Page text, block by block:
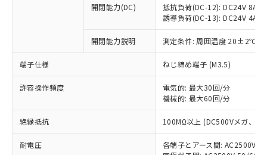
開閉能力(DC)
抵抗負荷(DC-12): DC24V 8A/
誘導負荷(DC-13): DC24V 4A/
開閉能力説明 測定条件: 周囲温度 20±2℃、
端子仕様 ねじ締め端子 (M3.5)
許容操作頻度
電気的: 最大30回/分
機械的: 最大60回/分
絶縁抵抗 100MΩ以上 (DC500Vメガ、点
耐電圧
各端子とアース間: AC2500V
本サービスは、当社制御機器事業取扱
商品の当社在庫状況および標準価格
(税抜)を提供させていただくもので
当社制御機器事業取扱商品の中には、
本サービスの対象外となる商品もある
ことをご了承ください。
在庫状況および標準価格照会結果は、
記載している更新日時点での社内デー
タに基づき作成されるものであり、閲
準価格とは異なる場合があることをご
調査・確認中：EU RoHS指令（10物質）の
非含有の対応状況を調査中または確認中の
非該当品：ライセンス料など無形物で、有
害物質有無と関係のない商品です。
仕入先様の事情により、非含有部品として
いたものが、含有品と判明した場合などや
むを得ず変更することがあります。
*EU RoHS指令（10物質）：
鉛(Pb) 1000ppm以下、 水銀(Hg) 1000ppm以下、 カド
六価クロム(Cr(Ⅵ)) 1000ppm以下、ポリ臭化ビフェニル
「○」：最大均質材料含有率が中国RoHSの
基準値以下であることを示します。
「×」：最大均質材料含有率が中国RoHSの
基準値を超えていることを示します。
「－」：未確認です。当社販売部門へお問
当社は、これら貴社製品のうち、外国
為替および外国貿易法に定める商品
（以下｢規制貨物等」という）を輸出
または国外への提供する場合は、日本
国政府の輸出許可(または役務取引許
可)を取得するなどの必要な手続きを